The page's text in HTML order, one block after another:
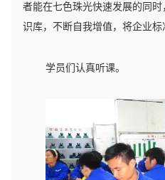
者能在七色珠光快速发展的同
识库，不断自我增值，将企业标
学员们认真听课。